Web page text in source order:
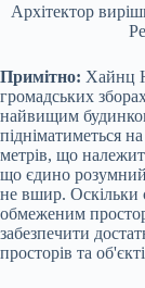
Архітектор
Примітно: Хайнц
громадських
найвищим
підніматиметься
метрів, що
що єдино
не вшир. Оскільки
обмеженим
забезпечити
просторів та